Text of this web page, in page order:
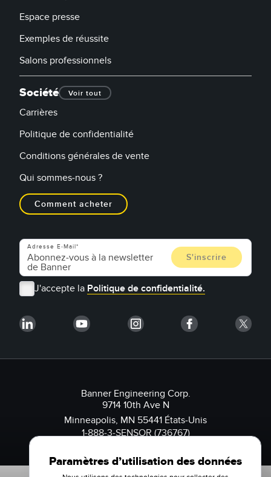
Espace presse
Exemples de réussite
Salons professionnels
Société Voir tout
Carrières
Politique de confidentialité
Conditions générales de vente
Qui sommes-nous ?
Comment acheter
Adresse E-Mail
J'accepte la Politique de confidentialité.
Banner Engineering Corp.
9714 10th Ave N
Minneapolis, MN 55441 États-Unis
1-888-3-SENSOR (736767)
Paramètres d’utilisation des données